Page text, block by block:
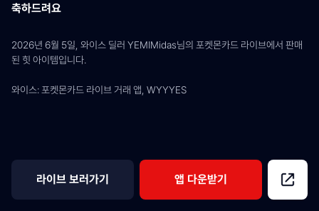
축하드려요
2026년 6월 5일, 와이스 딜러 YEMIMidas님의 포켓몬카드 라이브에서 판매
된 힛 아이템입니다.
와이스: 포켓몬카드 라이브 거래 앱, WYYYES
라이브 보러가기 앱 다운받기